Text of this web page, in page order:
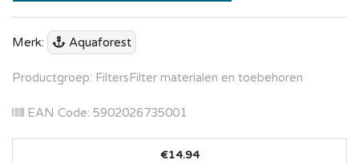
Merk: Aquaforest
Productgroep: FiltersFilter materialen en toebehoren
EAN Code: 5902026735001
€14.94